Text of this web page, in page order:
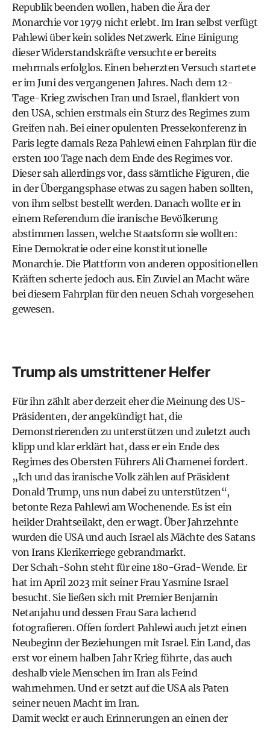
Republik beenden wollen, haben die Ära der
Monarchie vor 1979 nicht erlebt. Im Iran selbst verfügt
Pahlewi über kein solides Netzwerk. Eine Einigung
dieser Widerstandskräfte versuchte er bereits
mehrmals erfolglos. Einen beherzten Versuch startete
er im Juni des vergangenen Jahres. Nach dem 12-
Tage-Krieg zwischen Iran und Israel, flankiert von
den USA, schien erstmals ein Sturz des Regimes zum
Greifen nah. Bei einer opulenten Pressekonferenz in
Paris legte damals Reza Pahlewi einen Fahrplan für die
ersten 100 Tage nach dem Ende des Regimes vor.
Dieser sah allerdings vor, dass sämtliche Figuren, die
in der Übergangsphase etwas zu sagen haben sollten,
von ihm selbst bestellt werden. Danach wollte er in
einem Referendum die iranische Bevölkerung
abstimmen lassen, welche Staatsform sie wollten:
Eine Demokratie oder eine konstitutionelle
Monarchie. Die Plattform von anderen oppositionellen
Kräften scherte jedoch aus. Ein Zuviel an Macht wäre
bei diesem Fahrplan für den neuen Schah vorgesehen
gewesen.
Trump als umstrittener Helfer
Für ihn zählt aber derzeit eher die Meinung des US-
Präsidenten, der angekündigt hat, die
Demonstrierenden zu unterstützen und zuletzt auch
klipp und klar erklärt hat, dass er ein Ende des
Regimes des Obersten Führers Ali Chamenei fordert.
„Ich und das iranische Volk zählen auf Präsident
Donald Trump, uns nun dabei zu unterstützen“,
betonte Reza Pahlewi am Wochenende. Es ist ein
heikler Drahtseilakt, den er wagt. Über Jahrzehnte
wurden die USA und auch Israel als Mächte des Satans
von Irans Klerikerriege gebrandmarkt.
Der Schah-Sohn steht für eine 180-Grad-Wende. Er
hat im April 2023 mit seiner Frau Yasmine Israel
besucht. Sie ließen sich mit Premier Benjamin
Netanjahu und dessen Frau Sara lachend
fotografieren. Offen fordert Pahlewi auch jetzt einen
Neubeginn der Beziehungen mit Israel. Ein Land, das
erst vor einem halben Jahr Krieg führte, das auch
deshalb viele Menschen im Iran als Feind
wahrnehmen. Und er setzt auf die USA als Paten
seiner neuen Macht im Iran.
Damit weckt er auch Erinnerungen an einen der